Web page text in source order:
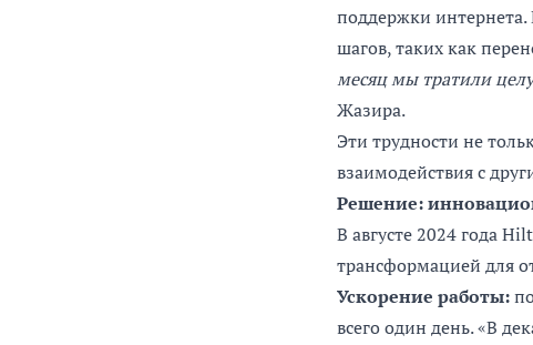
поддержки
шагов, таких как
месяц мы тратили
Жазира.
Эти трудности не
взаимодействия с
Решение:
В августе 2024 года
трансформацией для
Ускорение работы:
всего один день. «В